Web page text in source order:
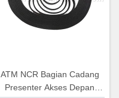
ATM NCR Bagian Cadang
Presenter Akses Depan